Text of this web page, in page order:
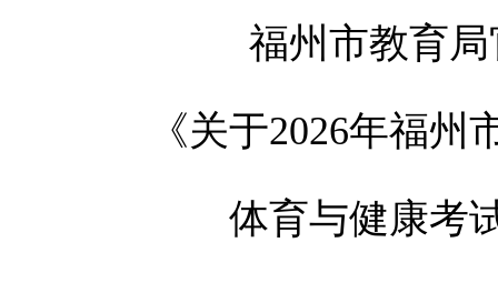
福州市教育
《关于2026年福州
体育与健康考